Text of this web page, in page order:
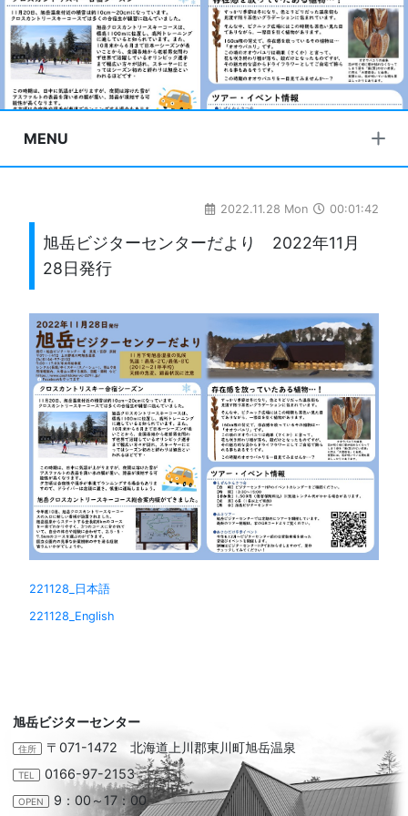
MENU
2022.11.28 Mon 00:01:42
旭岳ビジターセンターだより 2022年11月
28日発行
221128_日本語
221128_English
旭岳ビジターセンター
住所 〒071-1472 北海道上川郡東川町旭岳温泉
TEL 0166-97-2153
OPEN 9：00～17：00